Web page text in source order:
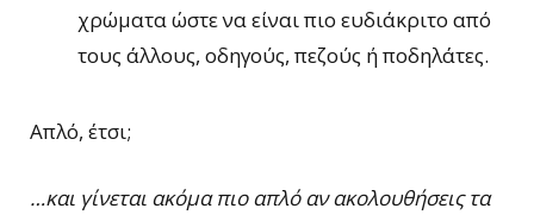
χρώματα ώστε να είναι πιο ευδιάκριτο από
τους άλλους, οδηγούς, πεζούς ή ποδηλάτες.
Απλό, έτσι;
…και γίνεται ακόμα πιο απλό αν ακολουθήσεις τα